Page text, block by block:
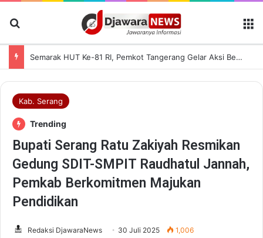
Semarak HUT Ke-81 RI, Pemkot Tangerang Gelar Aksi Bersih Kota dan Bagikan Bendera Merah Putih
Kab. Serang
Trending
Bupati Serang Ratu Zakiyah Resmikan
Gedung SDIT-SMPIT Raudhatul Jannah,
Pemkab Berkomitmen Majukan
Pendidikan
Redaksi DjawaraNews 30 Juli 2025 1,006